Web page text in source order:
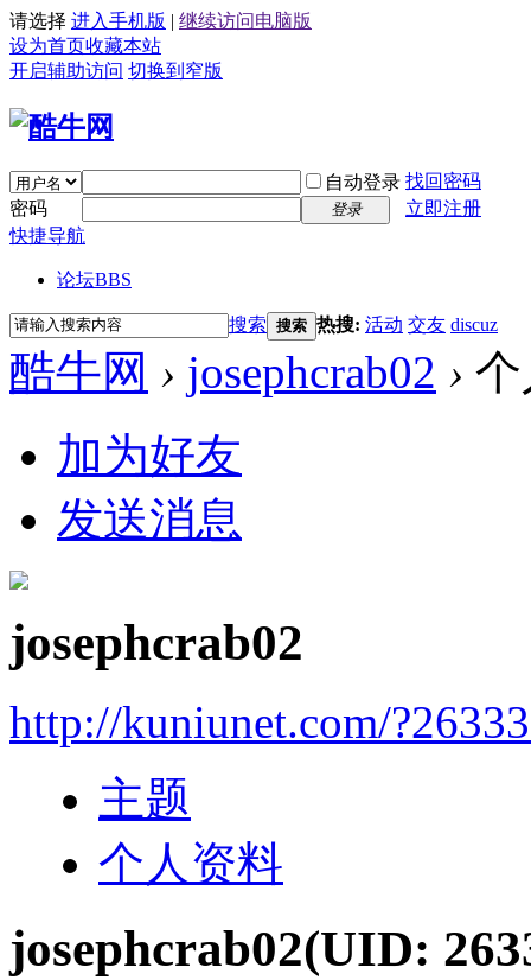
请选择 进入手机版 | 继续访问电脑版
设为首页收藏本站
开启辅助访问 切换到窄版
自动登录 找回密码
密码
登录
立即注册
快捷导航
论坛BBS
搜索 搜索 热搜: 活动 交友 discuz
酷牛网 › josephcrab02 ›
加为好友
发送消息
josephcrab02
http://kuniunet.com/
主题
个人资料
josephcrab02(UID: